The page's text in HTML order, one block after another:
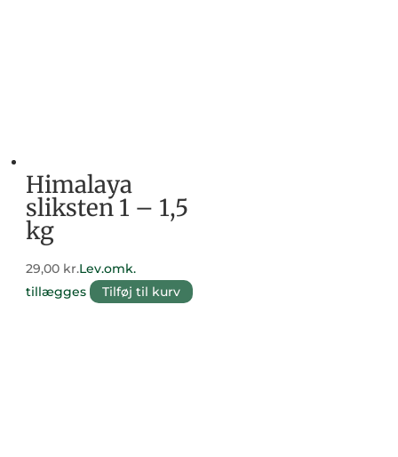
Himalaya
sliksten 1 – 1,5
kg
29,00 kr.Lev.omk.
tillægges
Tilføj til kurv